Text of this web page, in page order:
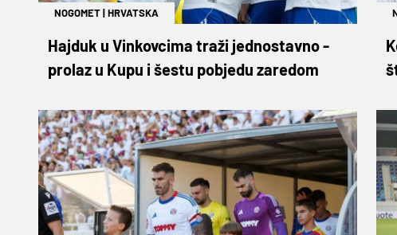
NOGOMET|HRVATSKA
Hajduk u Vinkovcima traži jednostavno -
prolaz u Kupu i šestu pobjedu zaredom